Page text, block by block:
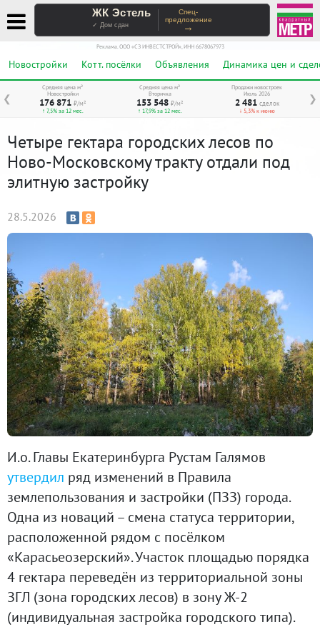
ЖК Эстель
✓ Дом сдан
Спец-
предложение
→
Реклама. ООО «СЗ ИНВЕСТСТРОЙ», ИНН 6678067973
Новостройки Котт. посёлки Объявления Динамика цен и
❮ ❯
Средняя цена м²
Новостройки
176 871 ₽/м²
↑ 7,5% за 12 мес.
Средняя цена м²
Вторичка
153 548 ₽/м²
↑ 17,9% за 12 мес.
Продажи новостроек
Июль 2026
2 481 сделок
↓ 5,3% к июню
Четыре гектара городских лесов по
Ново-Московскому тракту отдали под
элитную застройку
28.5.2026
И.о. Главы Екатеринбурга Рустам Галямов
утвердил ряд изменений в Правила
землепользования и застройки (ПЗЗ) города.
Одна из новаций – смена статуса территории,
расположенной рядом с посёлком
«Карасьеозерский». Участок площадью порядка
4 гектара переведён из территориальной зоны
ЗГЛ (зона городских лесов) в зону Ж-2
(индивидуальная застройка городского типа).